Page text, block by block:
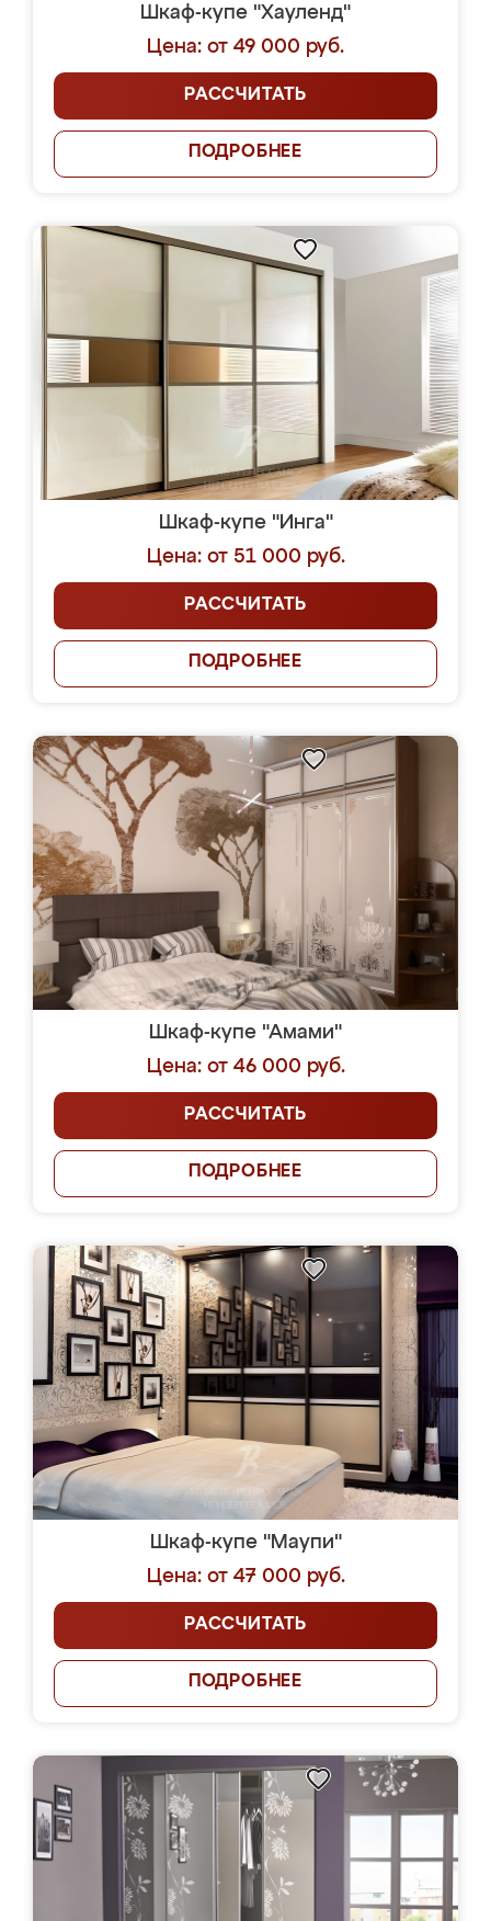
Шкаф-купе "Хауленд"
Цена: от 49 000 руб.
РАССЧИТАТЬ
ПОДРОБНЕЕ
Шкаф-купе "Инга"
Цена: от 51 000 руб.
РАССЧИТАТЬ
ПОДРОБНЕЕ
Шкаф-купе "Амами"
Цена: от 46 000 руб.
РАССЧИТАТЬ
ПОДРОБНЕЕ
Шкаф-купе "Маупи"
Цена: от 47 000 руб.
РАССЧИТАТЬ
ПОДРОБНЕЕ